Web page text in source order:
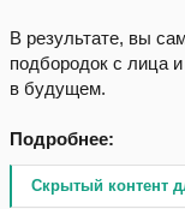
В результате, вы
подбородок с лица и
в будущем.
Подробнее:
Скрытый контент